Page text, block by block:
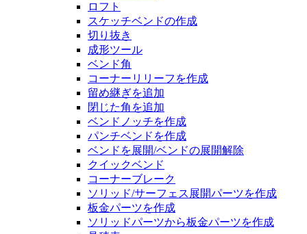
ロフト
スケッチベンドの作成
切り抜き
成形ツール
ベンド角
コーナーリリーフを作成
留め継ぎを追加
閉じた角を追加
ベンドノッチを作成
パンチベンドを作成
ベンドを展開/ベンドの展開解除
クイックベンド
コーナーブレーク
ソリッド/サーフェス展開パーツを作成
板金パーツを作成
ソリッドパーツから板金パーツを作成